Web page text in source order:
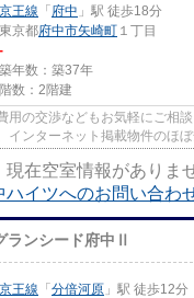
京王線 「 府中 」駅 徒歩18分
東京都府中市矢崎町 １丁目
-
築年数：築37年
階数：2階建
の交渉などもお気軽にご相
インターネット掲載物件のほ
現在空室情報がありま
ハイツへのお問い合わ
ランシード府中Ⅱ
京王線 「 分倍河原 」駅 徒歩12分